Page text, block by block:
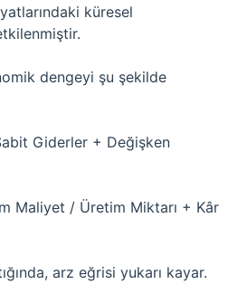
küresel
dengeyi şu şekilde
Giderler + Değişken
Maliyet / Üretim Miktarı + Kâr
arz eğrisi yukarı kayar.